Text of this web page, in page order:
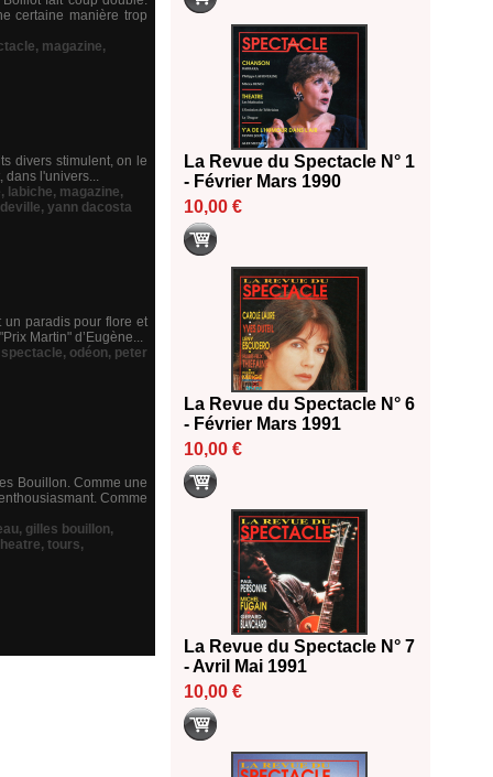
certaine manière trop
, magazine,
divers stimulent, on le
dans l'univers...
, labiche, magazine,
, yann dacosta
un paradis pour flore et
Martin" d’Eugène...
spectacle, odéon, peter
Bouillon. Comme une
Comme
, gilles bouillon,
, tours,
La Revue du Spectacle N° 1
- Février Mars 1990
10,00 €
La Revue du Spectacle N° 6
- Février Mars 1991
10,00 €
La Revue du Spectacle N° 7
- Avril Mai 1991
10,00 €